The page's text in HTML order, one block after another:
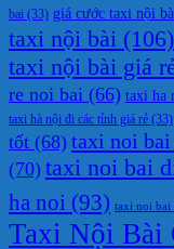
bai (33) giá cước taxi nội
taxi nội bài (106)
taxi nội bài giá
re noi bai (66) taxi ha
taxi hà nội đi các tỉnh giá rẻ (33)
tốt (68) taxi noi
(70) taxi noi bai
ha noi (93) taxi noi bai
Taxi Nội Bài